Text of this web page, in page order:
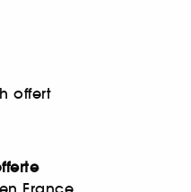
offert